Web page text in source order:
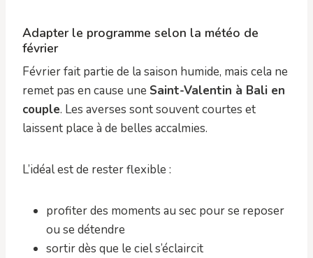
Adapter le programme selon la météo de
février
Février fait partie de la saison humide, mais cela ne
remet pas en cause une Saint-Valentin à Bali en
couple. Les averses sont souvent courtes et
laissent place à de belles accalmies.
L’idéal est de rester flexible :
profiter des moments au sec pour se reposer
ou se détendre
sortir dès que le ciel s’éclaircit